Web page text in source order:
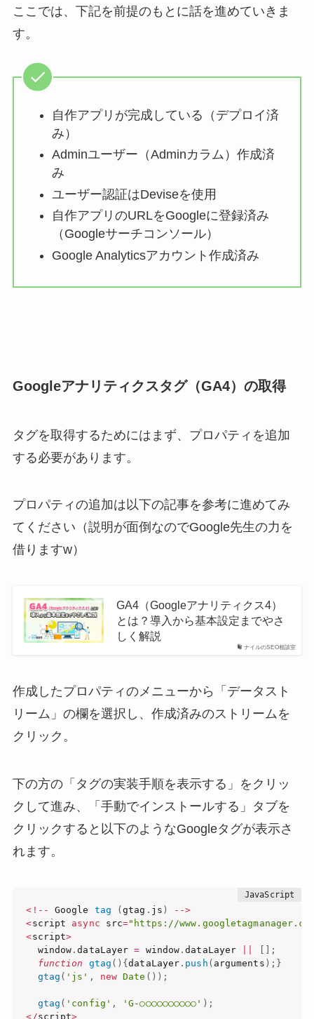
ここでは、下記を前提のもとに話を進めていきま
す。
自作アプリが完成している（デプロイ済
み）
Adminユーザー（Adminカラム）作成済
み
ユーザー認証はDeviseを使用
自作アプリのURLをGoogleに登録済み
（Googleサーチコンソール）
Google Analyticsアカウント作成済み
Googleアナリティクスタグ（GA4）の取得
タグを取得するためにはまず、プロパティを追加
する必要があります。
プロパティの追加は以下の記事を参考に進めてみ
てください（説明が面倒なのでGoogle先生の力を
借りますw）
ナイルのSEO相談室
GA4（Googleアナリティクス4）
とは？導入から基本設定までやさ
しく解説
作成したプロパティのメニューから「データスト
リーム」の欄を選択し、作成済みのストリームを
クリック。
下の方の「タグの実装手順を表示する」をクリッ
クして進み、「手動でインストールする」タブを
クリックすると以下のようなGoogleタグが表示さ
れます。
< ! -- Google tag (gtag . js ) -->
<script async src="https://
<script>
  window
.dataLayer = window .dataLayer
;
function
gtag ( ) {dataLayer . push ( arguments ) ; }
gtag ( 'js' , new Date ( ) ) ;
gtag ( 'config' , 'G-○○○○○○○○○○' ) ;
< /script>